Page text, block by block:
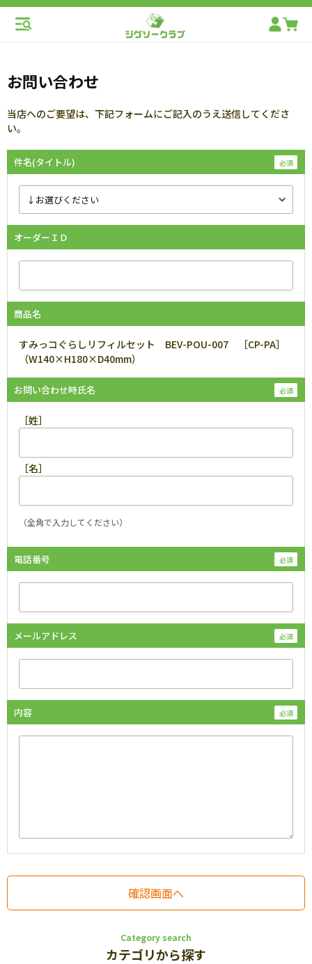
お問い合わせ
当店へのご要望は、下記フォームにご記入のうえ送信してくださ
い。
件名(タイトル)
オーダーＩＤ
商品名
すみっコぐらしリフィルセット BEV-POU-007 ［CP-PA］
（W140×H180×D40mm）
お問い合わせ時氏名
［姓］
［名］
（全角で入力してください）
電話番号
メールアドレス
内容
Category search
カテゴリから探す